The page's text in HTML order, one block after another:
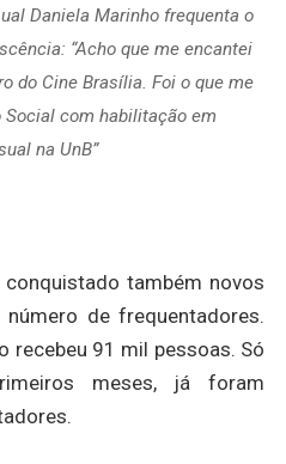
Daniela Marinho frequenta o
“Acho que me encantei
do Cine Brasília. Foi o que me
Social com habilitação em
na UnB”
também novos
de frequentadores.
recebeu 91 mil pessoas. Só
meses, já foram